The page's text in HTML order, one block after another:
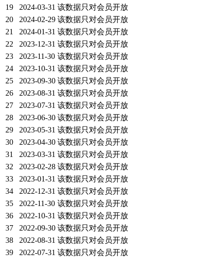
19
2024-03-31 该数据只对会员开放
20
2024-02-29 该数据只对会员开放
21
2024-01-31 该数据只对会员开放
22
2023-12-31 该数据只对会员开放
23
2023-11-30 该数据只对会员开放
24
2023-10-31 该数据只对会员开放
25
2023-09-30 该数据只对会员开放
26
2023-08-31 该数据只对会员开放
27
2023-07-31 该数据只对会员开放
28
2023-06-30 该数据只对会员开放
29
2023-05-31 该数据只对会员开放
30
2023-04-30 该数据只对会员开放
31
2023-03-31 该数据只对会员开放
32
2023-02-28 该数据只对会员开放
33
2023-01-31 该数据只对会员开放
34
2022-12-31 该数据只对会员开放
35
2022-11-30 该数据只对会员开放
36
2022-10-31 该数据只对会员开放
37
2022-09-30 该数据只对会员开放
38
2022-08-31 该数据只对会员开放
39
2022-07-31 该数据只对会员开放